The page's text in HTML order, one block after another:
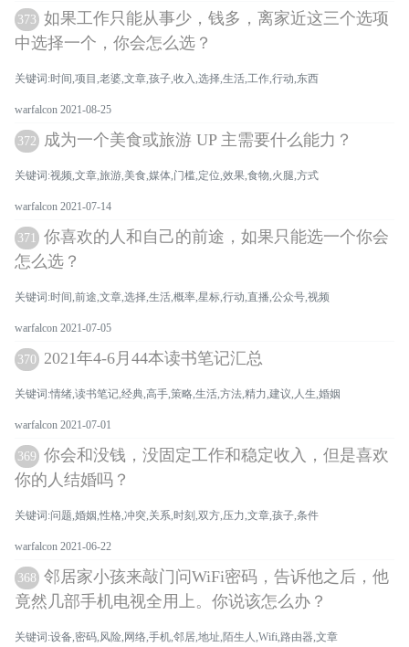
373 如果工作只能从事少，钱多，离家近这三个选项
中选择一个，你会怎么选？
关键词:时间,项目,老婆,文章,孩子,收入,选择,生活,工作,行动,东西
warfalcon 2021-08-25
372 成为一个美食或旅游 UP 主需要什么能力？
关键词:视频,文章,旅游,美食,媒体,门槛,定位,效果,食物,火腿,方式
warfalcon 2021-07-14
371
你喜欢的人和自己的前途，如果只能选一个你会
怎么选？
关键词:时间,前途,文章,选择,生活,概率,星标,行动,直播,公众号,视频
warfalcon 2021-07-05
370 2021年4-6月44本读书笔记汇总
关键词:情绪,读书笔记,经典,高手,策略,生活,方法,精力,建议,人生,婚姻
warfalcon 2021-07-01
369 你会和没钱，没固定工作和稳定收入，但是喜欢
你的人结婚吗？
关键词:问题,婚姻,性格,冲突,关系,时刻,双方,压力,文章,孩子,条件
warfalcon 2021-06-22
368 邻居家小孩来敲门问WiFi密码，告诉他之后，他
竟然几部手机电视全用上。你说该怎么办？
关键词:设备,密码,风险,网络,手机,邻居,地址,陌生人,Wifi,路由器,文章